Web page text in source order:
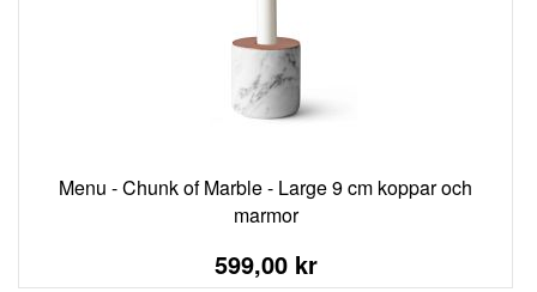
Menu - Chunk of Marble - Large 9 cm koppar och
marmor
599,00 kr